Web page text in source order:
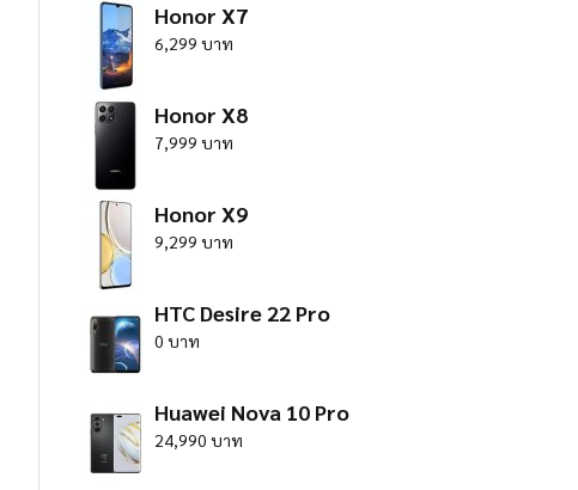
Honor X7
6,299 บาท
Honor X8
7,999 บาท
Honor X9
9,299 บาท
HTC Desire 22 Pro
0 บาท
Huawei Nova 10 Pro
24,990 บาท